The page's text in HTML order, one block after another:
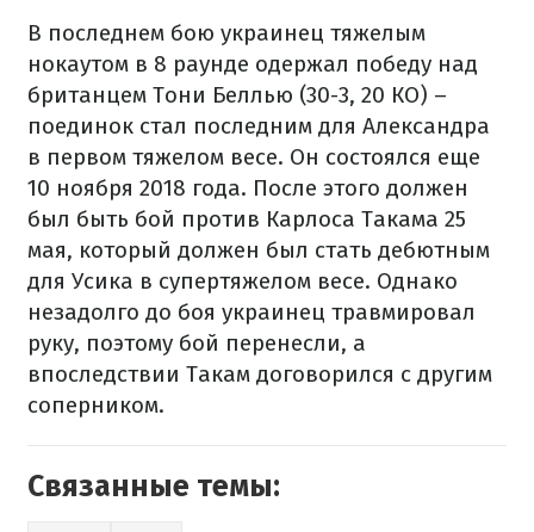
В последнем бою украинец тяжелым
нокаутом в 8 раунде одержал победу над
британцем Тони Беллью (30-3, 20 КО) –
поединок стал последним для Александра
в первом тяжелом весе. Он состоялся еще
10 ноября 2018 года. После этого должен
был быть бой против Карлоса Такама 25
мая, который должен был стать дебютным
для Усика в супертяжелом весе. Однако
незадолго до боя украинец травмировал
руку, поэтому бой перенесли, а
впоследствии Такам договорился с другим
соперником.
Связанные темы: